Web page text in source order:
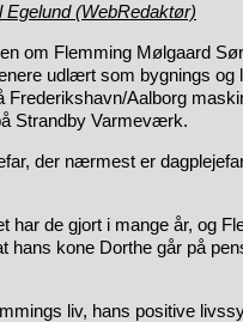
Egelund (WebRedaktør)
om Flemming Mølgaard
udlært som bygnings og
Frederikshavn/Aalborg
Strandby Varmeværk.
der nærmest er
har de gjort i mange år, og
hans kone Dorthe går på
liv, hans positive